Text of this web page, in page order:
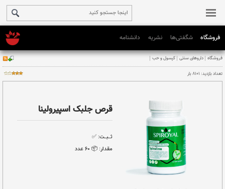
فروشگاه شگفتی‌ها نشریه دانشنامه
قرص جلبک اسپیرولینا